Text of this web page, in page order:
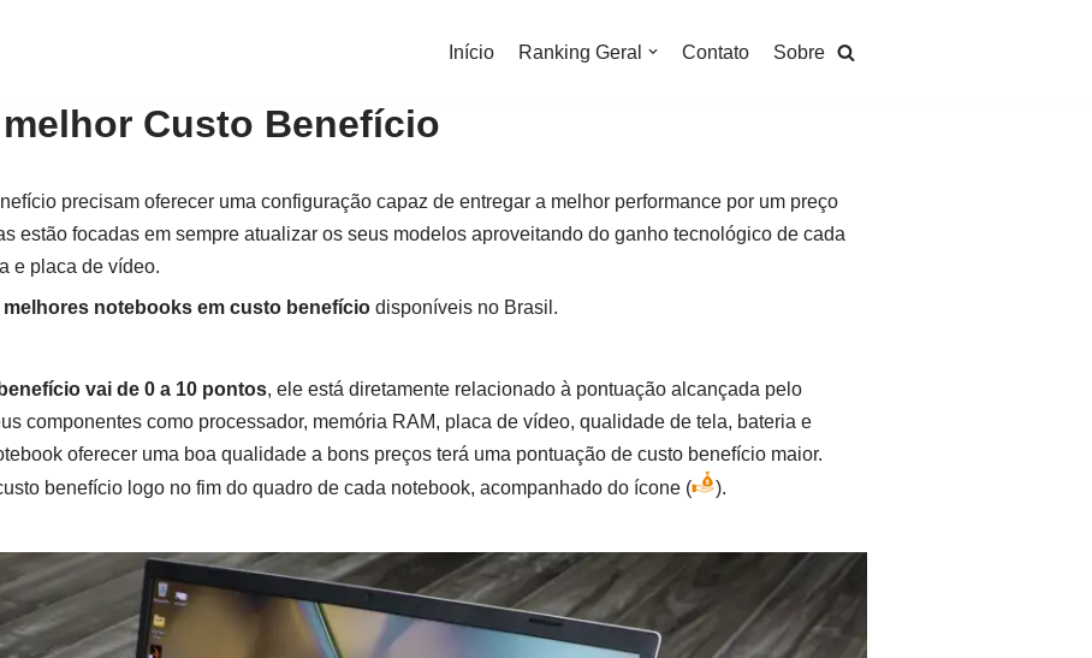
Início Ranking Geral Contato Sobre
Custo Benefício
precisam oferecer uma configuração capaz de entregar a melhor performance por um preço
estão focadas em sempre atualizar os seus modelos aproveitando do ganho tecnológico de cada
e placa de vídeo.
notebooks em custo benefício disponíveis no Brasil.
vai de 0 a 10 pontos, ele está diretamente relacionado à pontuação alcançada pelo
componentes como processador, memória RAM, placa de vídeo, qualidade de tela, bateria e
oferecer uma boa qualidade a bons preços terá uma pontuação de custo benefício maior.
benefício logo no fim do quadro de cada notebook, acompanhado do ícone (
).